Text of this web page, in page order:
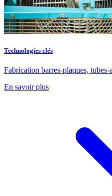
Technologies clés
Fabrication barres-plaques,
En savoir plus